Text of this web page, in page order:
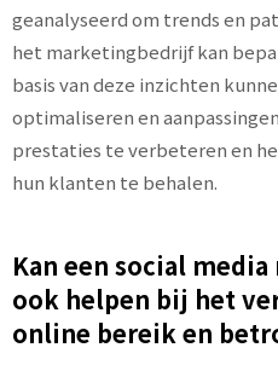
geanalyseerd om trends en
het marketingbedrijf kan
basis van deze inzichten
optimaliseren en
prestaties te verbeteren en
hun klanten te behalen.
Kan een social
ook helpen bij het
online bereik en